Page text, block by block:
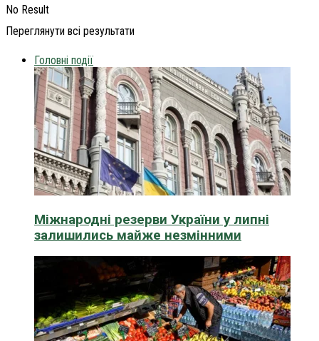
No Result
Переглянути всі результати
Головні події
Міжнародні резерви України у липні
залишились майже незмінними